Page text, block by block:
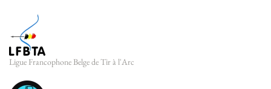
Ligue Francophone Belge de Tir à l'Arc